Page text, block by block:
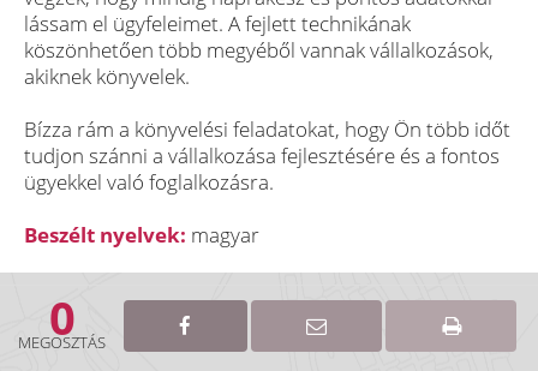
lássam el ügyfeleimet. A fejlett technikának
köszönhetően több megyéből vannak vállalkozások,
akiknek könyvelek.
Bízza rám a könyvelési feladatokat, hogy Ön több időt
tudjon szánni a vállalkozása fejlesztésére és a fontos
ügyekkel való foglalkozásra.
Beszélt nyelvek: magyar
0
MEGOSZTÁS